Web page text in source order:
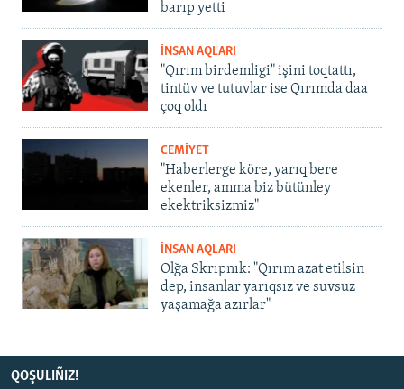
barıp yetti
İNSAN AQLARI
"Qırım birdemligi" işini toqtattı,
tintüv ve tutuvlar ise Qırımda daa
çoq oldı
CEMİYET
"Haberlerge köre, yarıq bere
ekenler, amma biz bütünley
ekektriksizmiz"
İNSAN AQLARI
Olğa Skrıpnık: "Qırım azat etilsin
dep, insanlar yarıqsız ve suvsuz
yaşamağa azırlar"
QOŞULIÑIZ!